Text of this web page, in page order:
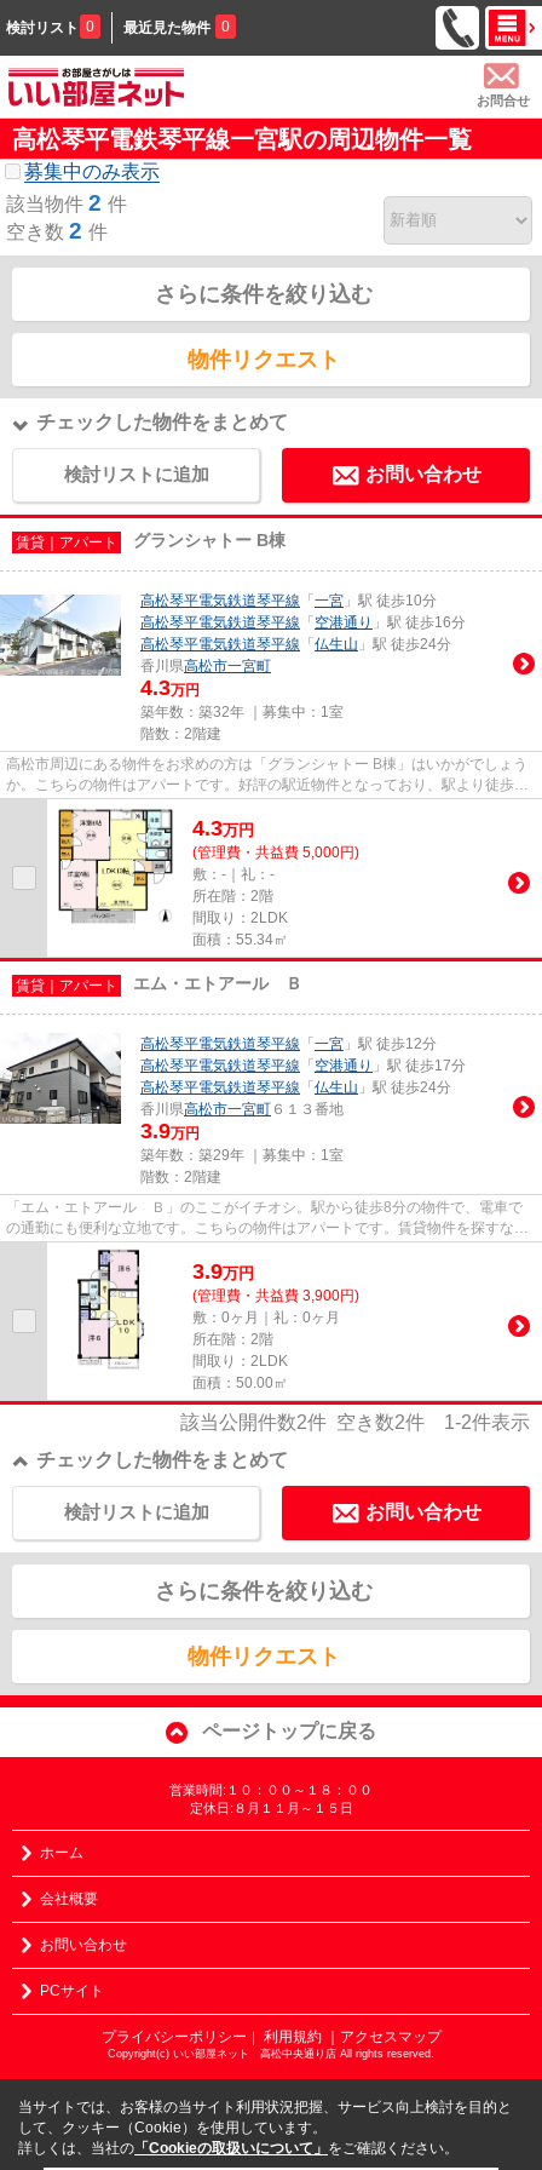
検討リスト 0 最近見た物件 0
お問合せ
高松琴平電鉄琴平線一宮駅の周辺物件一覧
募集中のみ表示
該当物件 2 件
空き数 2 件
さらに条件を絞り込む
物件リクエスト
チェックした物件をまとめて
検討リストに追加 お問い合わせ
賃貸｜アパート グランシャトー B棟
高松琴平電気鉄道琴平線 「 一宮 」駅 徒歩10分
高松琴平電気鉄道琴平線 「 空港通り 」駅 徒歩16分
高松琴平電気鉄道琴平線 「 仏生山 」駅 徒歩24分
香川県高松市一宮町
4.3万円
築年数：築32年 ｜募集中： 1室
階数：2階建
高松市周辺にある物件をお求めの方は「グランシャトー B棟」はいかがでしょう
か。こちらの物件はアパートです。好評の駅近物件となっており、駅より徒歩10
分に立地しています。物件探...
4.3万円
(管理費・共益費 5,000円)
敷：-｜礼：-
所在階：2階
間取り：2LDK
面積：55.34㎡
賃貸｜アパート エム・エトアール Ｂ
高松琴平電気鉄道琴平線 「 一宮 」駅 徒歩12分
高松琴平電気鉄道琴平線 「 空港通り 」駅 徒歩17分
高松琴平電気鉄道琴平線 「 仏生山 」駅 徒歩24分
香川県高松市一宮町 ６１３番地
3.9万円
築年数：築29年 ｜募集中： 1室
階数：2階建
「エム・エトアール Ｂ」のここがイチオシ。駅から徒歩8分の物件で、電車で
の通勤にも便利な立地です。こちらの物件はアパートです。賃貸物件を探すな
ら、地域に密着した当社にお任せ...
3.9万円
(管理費・共益費 3,900円)
敷：0ヶ月｜礼：0ヶ月
所在階：2階
間取り：2LDK
面積：50.00㎡
該当公開件数2件 空き数2件 1-2件表示
チェックした物件をまとめて
お問い合わせ
検討リストに追加
さらに条件を絞り込む
物件リクエスト
ページトップに戻る
営業時間:１０：００～１８：００
定休日:８月１１月～１５日
ホーム
会社概要
お問い合わせ
PCサイト
プライバシーポリシー ｜ 利用規約 ｜アクセスマップ
Copyright(c) いい部屋ネット 高松中央通り店 All rights reserved.
当サイトでは、お客様の当サイト利用状況把握、サービス向上検討を目的と
して、クッキー（Cookie）を使用しています。
詳しくは、当社の 「Cookieの取扱いについて」 をご確認ください。